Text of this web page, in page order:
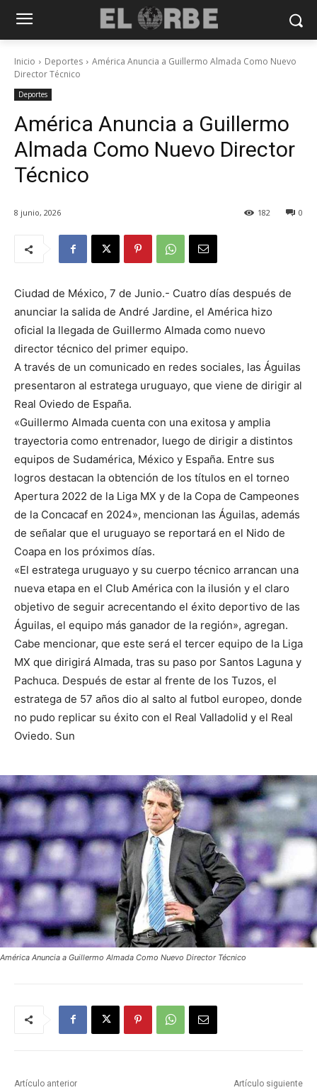
Inicio Deportes
América Anuncia a Guillermo Almada Como Nuevo
Director Técnico
Deportes
América Anuncia a Guillermo
Almada Como Nuevo Director
Técnico
8 junio, 2026 0
182
Ciudad de México, 7 de Junio.- Cuatro días después de
anunciar la salida de André Jardine, el América hizo
oficial la llegada de Guillermo Almada como nuevo
director técnico del primer equipo.
A través de un comunicado en redes sociales, las Águilas
presentaron al estratega uruguayo, que viene de dirigir al
Real Oviedo de España.
«Guillermo Almada cuenta con una exitosa y amplia
trayectoria como entrenador, luego de dirigir a distintos
equipos de Sudamérica, México y España. Entre sus
logros destacan la obtención de los títulos en el torneo
Apertura 2022 de la Liga MX y de la Copa de Campeones
de la Concacaf en 2024», mencionan las Águilas, además
de señalar que el uruguayo se reportará en el Nido de
Coapa en los próximos días.
«El estratega uruguayo y su cuerpo técnico arrancan una
nueva etapa en el Club América con la ilusión y el claro
objetivo de seguir acrecentando el éxito deportivo de las
Águilas, el equipo más ganador de la región», agregan.
Cabe mencionar, que este será el tercer equipo de la Liga
MX que dirigirá Almada, tras su paso por Santos Laguna y
Pachuca. Después de estar al frente de los Tuzos, el
estratega de 57 años dio al salto al futbol europeo, donde
no pudo replicar su éxito con el Real Valladolid y el Real
Oviedo. Sun
América Anuncia a Guillermo Almada Como Nuevo Director Técnico
Artículo anterior Artículo siguiente